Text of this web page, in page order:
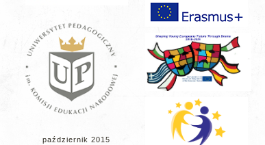
październik 2015